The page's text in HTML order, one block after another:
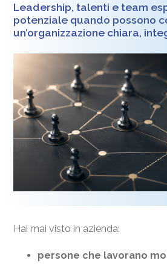
Leadership, talenti e team
potenziale quando possono
un’organizzazione chiara,
Hai mai visto in azienda:
persone che lavorano